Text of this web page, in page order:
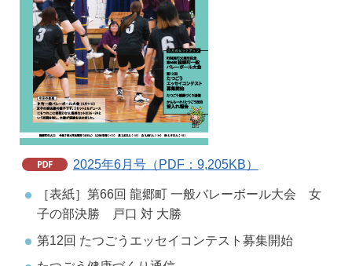
2025年6月号（PDF：9,205KB）
［表紙］第66回 龍郷町 一般バレーボール大会 女
子の部決勝 戸口 対 大勝
第12回 たつごうエッセイコンテスト募集開始